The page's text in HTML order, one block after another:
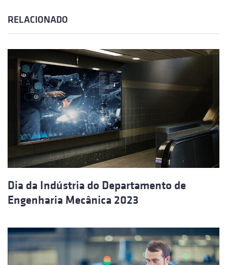
RELACIONADO
Dia da Indústria do Departamento de
Engenharia Mecânica 2023